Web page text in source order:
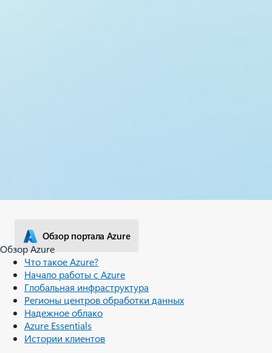
Обзор портала Azure
Обзор Azure
Что такое Azure?
Начало работы с Azure
Глобальная инфраструктура
Регионы центров обработки данных
Надежное облако
Azure Essentials
Истории клиентов